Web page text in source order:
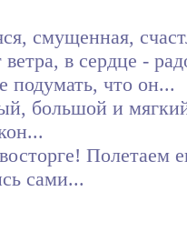
смущенная,
в сердце -
подумать, что он...
большой и
Полетаем
сами...